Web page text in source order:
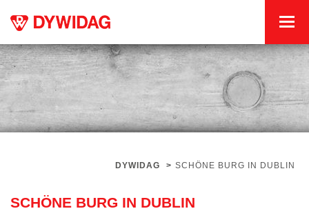
DYWIDAG > SCHÖNE BURG IN DUBLIN
SCHÖNE BURG IN DUBLIN